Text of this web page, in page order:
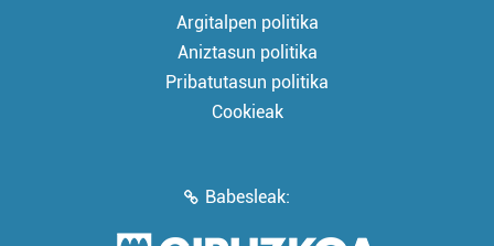
Argitalpen politika
Aniztasun politika
Pribatutasun politika
Cookieak
Babesleak: